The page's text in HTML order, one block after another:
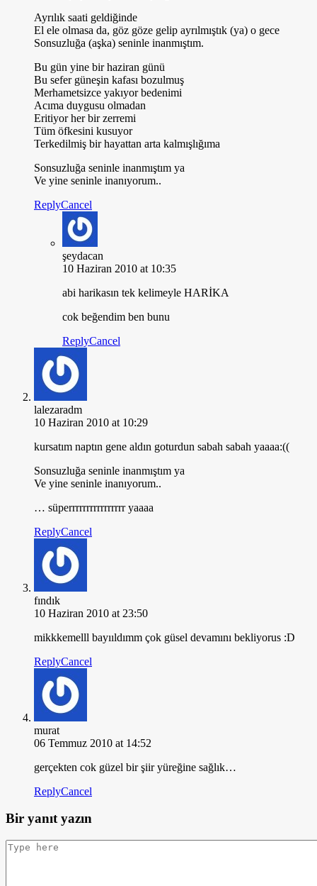
Ayrılık saati geldiğinde
El ele olmasa da, göz göze gelip ayrılmıştık (ya) o gece
Sonsuzluğa (aşka) seninle inanmıştım.
Bu gün yine bir haziran günü
Bu sefer güneşin kafası bozulmuş
Merhametsizce yakıyor bedenimi
Acıma duygusu olmadan
Eritiyor her bir zerremi
Tüm öfkesini kusuyor
Terkedilmiş bir hayattan arta kalmışlığıma
Sonsuzluğa seninle inanmıştım ya
Ve yine seninle inanıyorum..
ReplyCancel
şeydacan
10 Haziran 2010 at 10:35
abi harikasın tek kelimeyle HARİKA
cok beğendim ben bunu
ReplyCancel
lalezaradm
10 Haziran 2010 at 10:29
kursatım naptın gene aldın goturdun sabah sabah yaaaa:((
Sonsuzluğa seninle inanmıştım ya
Ve yine seninle inanıyorum..
… süperrrrrrrrrrrrrrrr yaaaa
ReplyCancel
fındık
10 Haziran 2010 at 23:50
mikkkemelll bayııldımm çok güsel devamını bekliyorus :D
ReplyCancel
murat
06 Temmuz 2010 at 14:52
gerçekten cok güzel bir şiir yüreğine sağlık…
ReplyCancel
Bir yanıt yazın